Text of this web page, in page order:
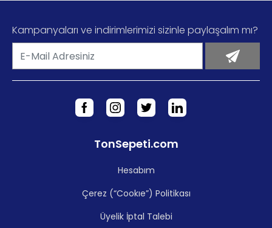
Kampanyaları ve indirimlerimizi sizinle paylaşalım mı?
TonSepeti.com
Hesabım
Çerez (“Cookıe”) Politikası
Üyelik İptal Talebi